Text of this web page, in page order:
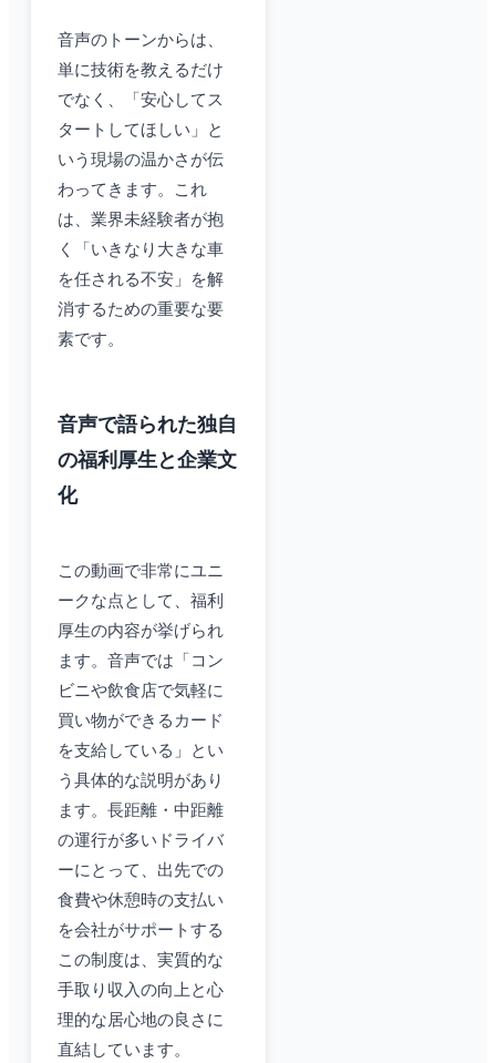
音声のトーンからは、
単に技術を教えるだけ
でなく、「安心してス
タートしてほしい」と
いう現場の温かさが伝
わってきます。これ
は、業界未経験者が抱
く「いきなり大きな車
を任される不安」を解
消するための重要な要
素です。
音声で語られた独自
の福利厚生と企業文
化
この動画で非常にユニ
ークな点として、福利
厚生の内容が挙げられ
ます。音声では「コン
ビニや飲食店で気軽に
買い物ができるカード
を支給している」とい
う具体的な説明があり
ます。長距離・中距離
の運行が多いドライバ
ーにとって、出先での
食費や休憩時の支払い
を会社がサポートする
この制度は、実質的な
手取り収入の向上と心
理的な居心地の良さに
直結しています。